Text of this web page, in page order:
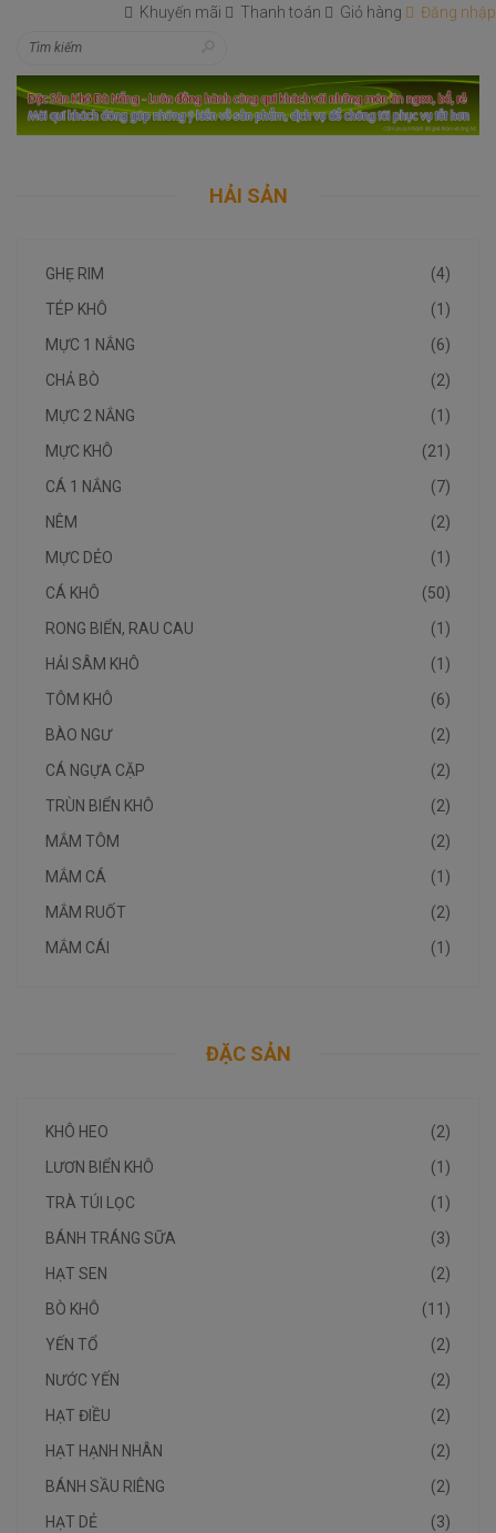
Khuyến mãi Thanh toán Giỏ hàng Đăng nhập
HẢI SẢN
(4)
GHẸ RIM
(1)
TÉP KHÔ
(6)
MỰC 1 NẮNG
(2)
CHẢ BÒ
(1)
MỰC 2 NẮNG
(21)
MỰC KHÔ
(7)
CÁ 1 NẮNG
(2)
NÊM
(1)
MỰC DẺO
(50)
CÁ KHÔ
(1)
RONG BIỂN, RAU CAU
(1)
HẢI SÂM KHÔ
(6)
TÔM KHÔ
(2)
BÀO NGƯ
(2)
CÁ NGỰA CẶP
(2)
TRÙN BIỂN KHÔ
(2)
MẮM TÔM
(1)
MẮM CÁ
(2)
MẮM RUỐT
(1)
MẮM CÁI
ĐẶC SẢN
(2)
KHÔ HEO
(1)
LƯƠN BIỂN KHÔ
(1)
TRÀ TÚI LỌC
(3)
BÁNH TRÁNG SỮA
(2)
HẠT SEN
(11)
BÒ KHÔ
(2)
YẾN TỔ
(2)
NƯỚC YẾN
(2)
HẠT ĐIỀU
(2)
HẠT HẠNH NHÂN
(2)
BÁNH SẦU RIÊNG
(3)
HẠT DẺ